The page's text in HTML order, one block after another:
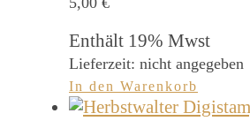
Enthält 19% Mwst
Lieferzeit: nicht angegeben
In den Warenkorb